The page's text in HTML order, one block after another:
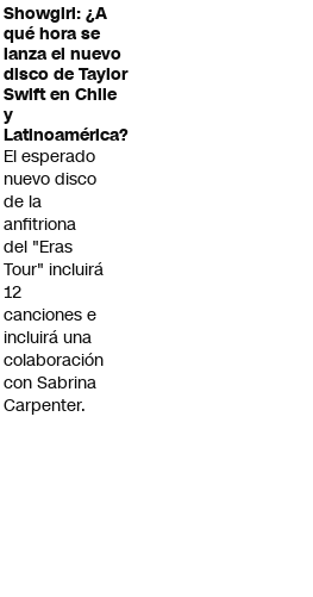
Showgirl: ¿A
qué hora se
lanza el nuevo
disco de Taylor
Swift en Chile
y
Latinoamérica?
El esperado
nuevo disco
de la
anfitriona
del "Eras
Tour" incluirá
12
canciones e
incluirá una
colaboración
con Sabrina
Carpenter.